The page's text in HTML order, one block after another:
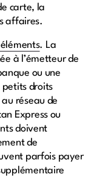
carte, la
affaires.
. La
à l’émetteur de
ou une
petits droits
réseau de
Express ou
doivent
de
parfois payer